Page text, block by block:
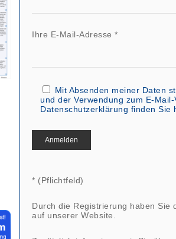
Ihre E-Mail-Adresse *
Mit Absenden meiner Daten
und der Verwendung zum E-
Datenschutzerklärung finden Sie
* (Pflichtfeld)
Durch die Registrierung haben Sie
auf unserer Website.